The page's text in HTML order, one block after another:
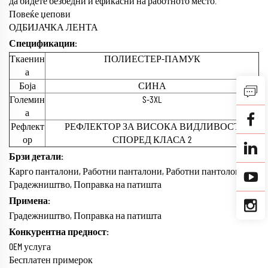
Повеќе џепови
ОДБИЈАЧКА ЛЕНТА
Спецификации:
Ткаенин
а
ПОЛИЕСТЕР-ПАМУК
Боја
СИНА
Големин
а
S-3XL
Рефлект
ор
РЕФЛЕКТОР ЗА ВИСОКА ВИДЛИВОСТ
СПОРЕД КЛАСА 2
Брзи детали:
Карго панталони, Работни панталони, Работни пантолони
Градежништво, Поправка на патишта
Примена:
Градежништво, Поправка на патишта
Конкурентна предност:
OEM услуга
Бесплатен примерок